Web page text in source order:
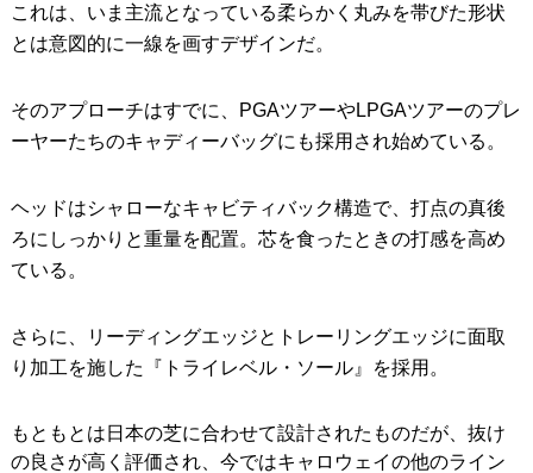
これは、いま主流となっている柔らかく丸みを帯びた形状
とは意図的に一線を画すデザインだ。
そのアプローチはすでに、PGAツアーやLPGAツアーのプレ
ーヤーたちのキャディーバッグにも採用され始めている。
ヘッドはシャローなキャビティバック構造で、打点の真後
ろにしっかりと重量を配置。芯を食ったときの打感を高め
ている。
さらに、リーディングエッジとトレーリングエッジに面取
り加工を施した『トライレベル・ソール』を採用。
もともとは日本の芝に合わせて設計されたものだが、抜け
の良さが高く評価され、今ではキャロウェイの他のライン